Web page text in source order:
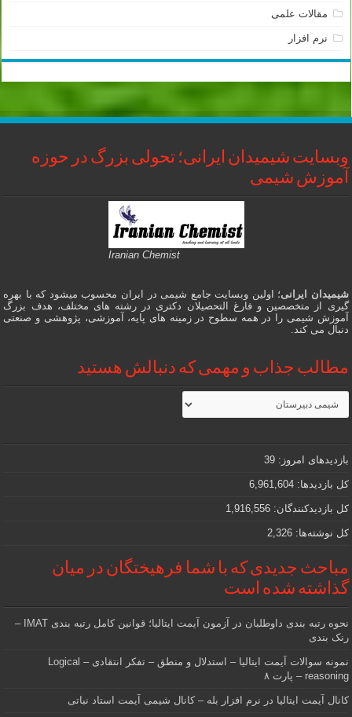
مقالات علمی
نرم افزار
وبسایت شیمیدان ایرانی؛ تحولی بزرگ در حوزه
آموزش شیمی
Iranian Chemist
شیمیدان ایرانی؛ اولین وبسایت جامع شیمی در ایران محسوب میشود که با بهره
گیری از متخصصین و فارغ التحصیلان دکتری در رشته های مختلف، هدف بزرگ
آموزش شیمی را در همه سطوح در زمینه های پایه، آموزشی، پژوهشی و صنعتی
دنبال می کند.
مطالب جذاب و مهمی که دنبالش هستید
مطالب
جذاب
و
که
دنبالش
هستید
بازدیدهای امروز: 39
کل بازدیدها: 6,961,604
کل بازدیدکنند‌گان: 1,916,556
کل نوشته‌ها: 2,326
مباحث جدیدی که با شما فرهیختگان در میان
گذاشته شده است
نحوه رتبه بندی داوطلبان در آزمون آیمت ایتالیا؛ قوانین کامل رتبه بندی IMAT –
رنک بندی
نمونه سوالات آیمت ایتالیا – استدلال و منطق – تفکر انتقادی – Logical
reasoning – پارت ۸
کانال آیمت ایتالیا در نرم افزار بله – کانال شیمی آیمت استاد نباتی